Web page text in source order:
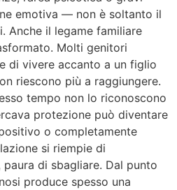
emotiva — non è soltanto il
Anche il legame familiare
Molti genitori
di vivere accanto a un figlio
riescono più a raggiungere.
tempo non lo riconoscono
protezione può diventare
o completamente
si riempie di
di sbagliare. Dal punto
produce spesso una